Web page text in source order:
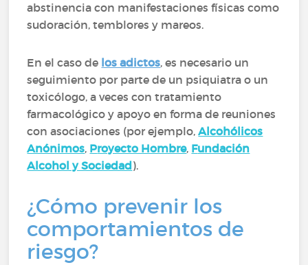
abstinencia con manifestaciones físicas como
sudoración, temblores y mareos.
En el caso de los adictos, es necesario un
seguimiento por parte de un psiquiatra o un
toxicólogo, a veces con tratamiento
farmacológico y apoyo en forma de reuniones
con asociaciones (por ejemplo,Alcohólicos
Anónimos, Proyecto Hombre, Fundación
Alcohol y Sociedad).
¿Cómo prevenir los
comportamientos de
riesgo?